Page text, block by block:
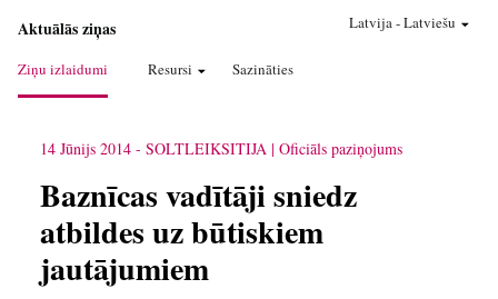
Aktuālās ziņas
Ziņu izlaidumi Resursi Sazināties
Latvija-Latviešu
14 Jūnijs 2014 - SOLTLEIKSITIJA Oficiāls paziņojums
Baznīcas vadītāji sniedz
atbildes uz būtiskiem
jautājumiem